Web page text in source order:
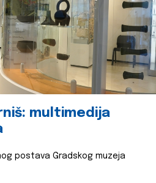
multimedija
postava Gradskog muzeja